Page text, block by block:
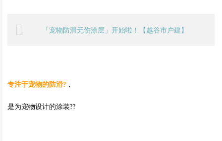
「宠物防滑无伤涂层」开始啦！【越谷市户建】
专注于宠物的防滑? ，
是为宠物设计的涂装??